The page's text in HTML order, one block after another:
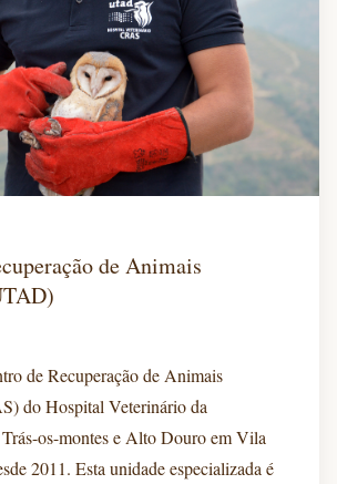
de Animais
de Recuperação de Animais
do Hospital Veterinário da
os-montes e Alto Douro em Vila
2011. Esta unidade especializada é